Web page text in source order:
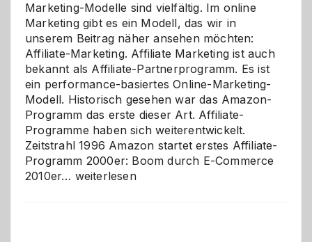
Marketing-Modelle sind vielfältig. Im online
Marketing gibt es ein Modell, das wir in
unserem Beitrag näher ansehen möchten:
Affiliate-Marketing. Affiliate Marketing ist auch
bekannt als Affiliate-Partnerprogramm. Es ist
ein performance-basiertes Online-Marketing-
Modell. Historisch gesehen war das Amazon-
Programm das erste dieser Art. Affiliate-
Programme haben sich weiterentwickelt.
Zeitstrahl 1996 Amazon startet erstes Affiliate-
Programm 2000er: Boom durch E-Commerce
2010er… Affiliate-
weiterlesen